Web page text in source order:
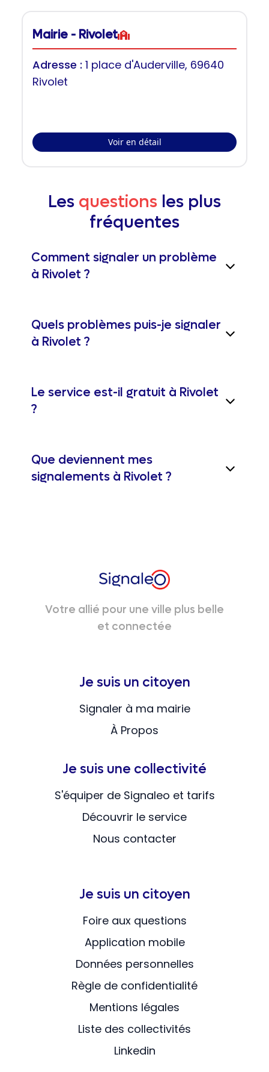
Mairie - Rivolet
Adresse : 1 place d'Auderville, 69640
Rivolet
Voir en détail
Les questions les plus
fréquentes
Comment signaler un problème
à Rivolet ?
Quels problèmes puis-je signaler
à Rivolet ?
Le service est-il gratuit à Rivolet
?
Que deviennent mes
signalements à Rivolet ?
Votre allié pour une ville plus belle
et connectée
Je suis un citoyen
Signaler à ma mairie
À Propos
Je suis une collectivité
S'équiper de Signaleo et tarifs
Découvrir le service
Nous contacter
Je suis un citoyen
Foire aux questions
Application mobile
Données personnelles
Règle de confidentialité
Mentions légales
Liste des collectivités
Linkedin